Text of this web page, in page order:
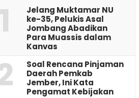
1
Jelang Muktamar NU
ke-35, Pelukis Asal
Jombang Abadikan
Para Muassis dalam
Kanvas
‎Soal Rencana Pinjaman
Daerah Pemkab
Jember, Ini Kata
Pengamat Kebijakan ‎